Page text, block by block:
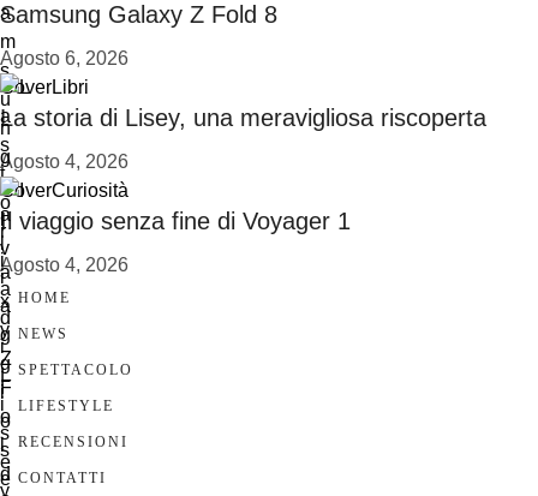
Samsung Galaxy Z Fold 8
Agosto 6, 2026
CoverLibri
La storia di Lisey, una meravigliosa riscoperta
Agosto 4, 2026
CoverCuriosità
Il viaggio senza fine di Voyager 1
Agosto 4, 2026
HOME
NEWS
SPETTACOLO
LIFESTYLE
RECENSIONI
CONTATTI